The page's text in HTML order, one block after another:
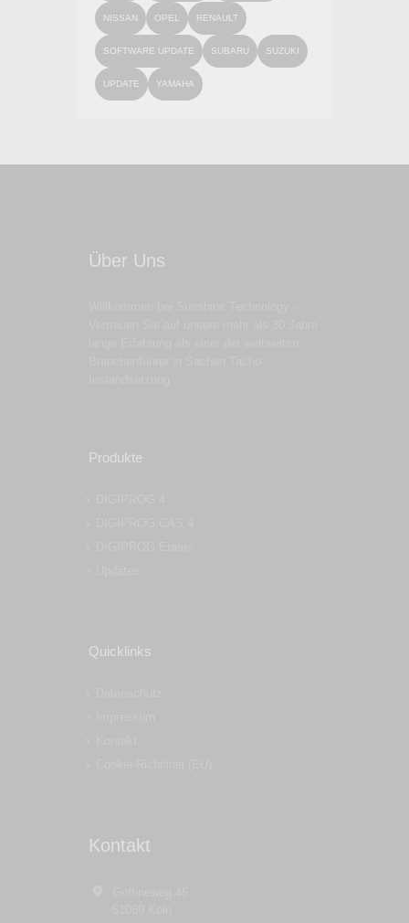
NISSAN OPEL RENAULT
SOFTWARE UPDATE SUBARU SUZUKI
UPDATE YAMAHA
Über Uns
Produkte
Quicklinks
Kontakt